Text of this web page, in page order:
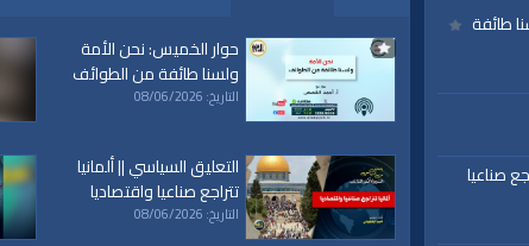
www.alwaqiyah.tv |
طائفة
صناعيا
حوار الخميس: نحن الأمة
ولسنا طائفة من الطوائف
التاريخ: 08/06/2026
التعليق السياسي || ألمانيا
تتراجع صناعيا واقتصاديا
التاريخ: 08/06/2026